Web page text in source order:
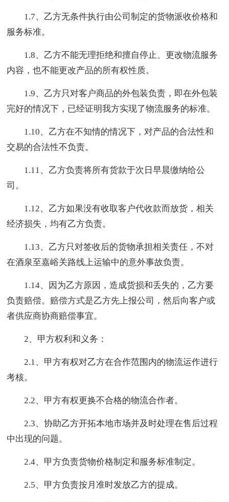
1.7、乙方无条件执行由公司制定的货物派收价格和
服务标准。
1.8、乙方不能无理拒绝和擅自停止、更改物流服务
内容，也不能更改产品的所有权性质。
1.9、乙方只对客户商品的外包装负责，即在外包装
完好的情况下，已经证明我方实现了物流服务的标准。
1.10、乙方在不知情的情况下，对产品的合法性和
交易的合法性不负责。
1.11、乙方负责将所有货款于次日早晨缴纳给公
司。
1.12、乙方如果没有收取客户代收款而放货，相关
经济损失，均有乙方负责。
1.13、乙方只对签收后的货物承担相关责任，不对
在酒泉至嘉峪关路线上运输中的意外事故负责。
1.14、因为乙方原因，造成货损和丢失的，乙方要
负责赔偿。赔偿方式是乙方先上报公司，然后向客户或
者供应商协商赔偿事宜。
2、甲方权利和义务：
2.1、甲方有权对乙方在合作范围内的物流运作进行
考核。
2.2、甲方有权更换不合格的物流合作者。
2.3、协助乙方开拓本地市场并及时处理在售后过程
中出现的问题。
2.4、甲方负责货物价格制定和服务标准制定。
2.5、甲方负责按月准时发放乙方的提成。